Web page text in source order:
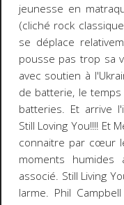
jeunesse en
(cliché rock
se déplace
pousse pas trop sa
avec soutien à
de batterie, le
batteries. Et arrive
Still Loving You!!!! Et
connaitre par cœur
moments humides
associé. Still Living
larme. Phil